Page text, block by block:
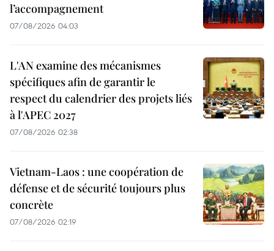
l’accompagnement
07/08/2026 04:03
L'AN examine des mécanismes
spécifiques afin de garantir le
respect du calendrier des projets liés
à l'APEC 2027
07/08/2026 02:38
Vietnam-Laos : une coopération de
défense et de sécurité toujours plus
concrète
07/08/2026 02:19